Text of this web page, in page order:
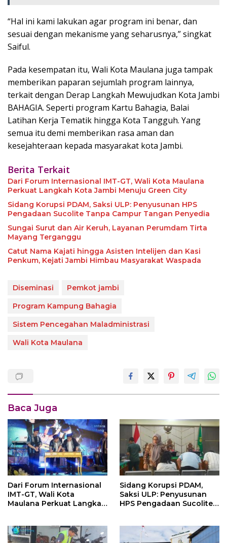
“Hal ini kami lakukan agar program ini benar, dan
sesuai dengan mekanisme yang seharusnya,” singkat
Saiful.
Pada kesempatan itu, Wali Kota Maulana juga tampak
memberikan paparan sejumlah program lainnya,
terkait dengan Derap Langkah Mewujudkan Kota Jambi
BAHAGIA. Seperti program Kartu Bahagia, Balai
Latihan Kerja Tematik hingga Kota Tangguh. Yang
semua itu demi memberikan rasa aman dan
kesejahteraan kepada masyarakat kota Jambi.
Berita Terkait
Dari Forum Internasional IMT-GT, Wali Kota Maulana
Perkuat Langkah Kota Jambi Menuju Green City
Sidang Korupsi PDAM, Saksi ULP: Penyusunan HPS
Pengadaan Sucolite Tanpa Campur Tangan Penyedia
Sungai Surut dan Air Keruh, Layanan Perumdam Tirta
Mayang Terganggu
Catut Nama Kajati hingga Asisten Intelijen dan Kasi
Penkum, Kejati Jambi Himbau Masyarakat Waspada
Diseminasi
Pemkot jambi
Program Kampung Bahagia
Sistem Pencegahan Maladministrasi
Wali Kota Maulana
Baca Juga
Dari Forum Internasional
IMT-GT, Wali Kota
Maulana Perkuat Langkah
Sidang Korupsi PDAM,
Saksi ULP: Penyusunan
HPS Pengadaan Sucolite